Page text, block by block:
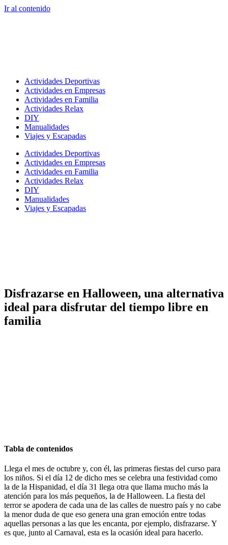
Ir al contenido
Actividades Deportivas
Actividades en Empresas
Actividades en Familia
Actividades Relax
DIY
Manualidades
Viajes y Escapadas
Actividades Deportivas
Actividades en Empresas
Actividades en Familia
Actividades Relax
DIY
Manualidades
Viajes y Escapadas
Disfrazarse en Halloween, una alternativa
ideal para disfrutar del tiempo libre en
familia
Tabla de contenidos
Llega el mes de octubre y, con él, las primeras fiestas del curso para
los niños. Si el día 12 de dicho mes se celebra una festividad como
la de la Hispanidad, el día 31 llega otra que llama mucho más la
atención para los más pequeños, la de Halloween. La fiesta del
terror se apodera de cada una de las calles de nuestro país y no cabe
la menor duda de que eso genera una gran emoción entre todas
aquellas personas a las que les encanta, por ejemplo, disfrazarse. Y
es que, junto al Carnaval, esta es la ocasión ideal para hacerlo.